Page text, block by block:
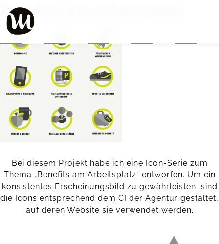
Benefits am Arbeitsplatz
Bei diesem Projekt habe ich eine Icon-Serie zum
Thema „Benefits am Arbeitsplatz“ entworfen. Um ein
konsistentes Erscheinungsbild zu gewährleisten, sind
die Icons entsprechend dem CI der Agentur gestaltet,
auf deren Website sie verwendet werden.